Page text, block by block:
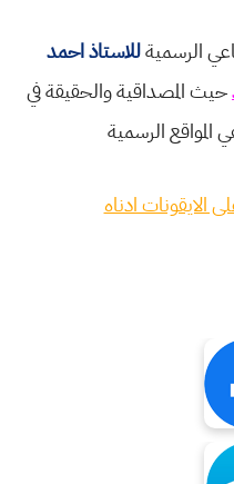
الرسميةللاستاذ احمد
حيث المصداقية والحقيقة في
المواقع الرسمية
الايقونات ادناه